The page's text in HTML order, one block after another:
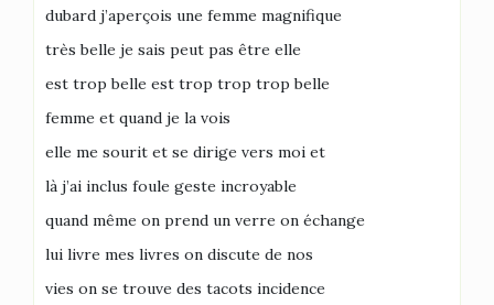
dubard j’aperçois une femme magnifique
très belle je sais peut pas être elle
est trop belle est trop trop trop belle
femme et quand je la vois
elle me sourit et se dirige vers moi et
là j’ai inclus foule geste incroyable
quand même on prend un verre on échange
lui livre mes livres on discute de nos
vies on se trouve des tacots incidence